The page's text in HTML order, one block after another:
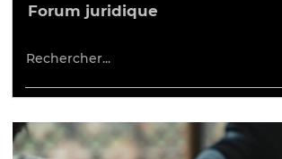
Forum juridique